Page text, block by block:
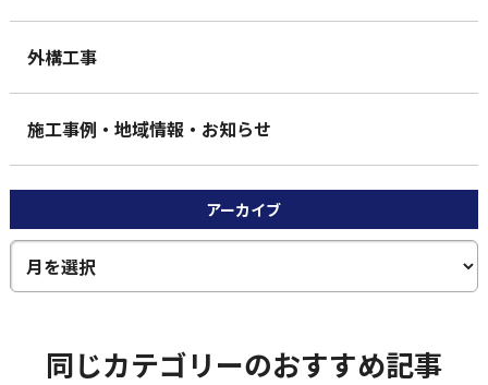
外構工事
施工事例・地域情報・お知らせ
アーカイブ
同じカテゴリーのおすすめ記事